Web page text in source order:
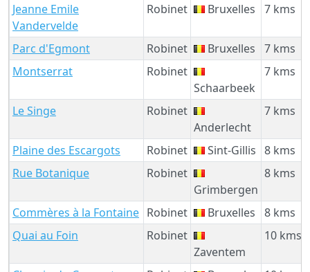
Jeanne Emile
Vandervelde
Robinet Bruxelles 7 kms
Parc d'Egmont Robinet Bruxelles
7 kms
Montserrat
Robinet
Schaarbeek
7 kms
Le Singe
Robinet
Anderlecht
7 kms
Plaine des Escargots Robinet Sint-Gillis 8 kms
Rue Botanique
Robinet
Grimbergen
8 kms
Commères à la Fontaine Robinet Bruxelles
8 kms
Quai au Foin
Robinet
Zaventem
10 kms